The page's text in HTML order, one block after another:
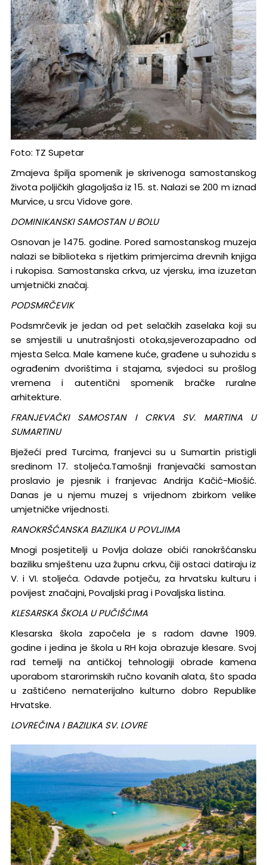
Foto: TZ Supetar
Zmajeva špilja spomenik je skrivenoga samostanskog
života poljičkih glagoljaša iz 15. st. Nalazi se 200 m iznad
Murvice, u srcu Vidove gore.
DOMINIKANSKI SAMOSTAN U BOLU
Osnovan je 1475. godine. Pored samostanskog muzeja
nalazi se biblioteka s rijetkim primjercima drevnih knjiga
i rukopisa. Samostanska crkva, uz vjersku, ima izuzetan
umjetnički značaj.
PODSMRČEVIK
Podsmrčevik je jedan od pet selačkih zaselaka koji su
se smjestili u unutrašnjosti otoka,sjeverozapadno od
mjesta Selca. Male kamene kuće, građene u suhozidu s
ograđenim dvorištima i stajama, svjedoci su prošlog
vremena i autentični spomenik bračke ruralne
arhitekture.
FRANJEVAČKI SAMOSTAN I CRKVA SV. MARTINA U
SUMARTINU
Bježeći pred Turcima, franjevci su u Sumartin pristigli
sredinom 17. stoljeća.Tamošnji franjevački samostan
proslavio je pjesnik i franjevac Andrija Kačić-Miošić.
Danas je u njemu muzej s vrijednom zbirkom velike
umjetničke vrijednosti.
RANOKRŠĆANSKA BAZILIKA U POVLJIMA
Mnogi posjetitelji u Povlja dolaze obići ranokršćansku
baziliku smještenu uza župnu crkvu, čiji ostaci datiraju iz
V. i VI. stoljeća. Odavde potječu, za hrvatsku kulturu i
povijest značajni, Povaljski prag i Povaljska listina.
KLESARSKA ŠKOLA U PUČIŠĆIMA
Klesarska škola započela je s radom davne 1909.
godine i jedina je škola u RH koja obrazuje klesare. Svoj
rad temelji na antičkoj tehnologiji obrade kamena
uporabom starorimskih ručno kovanih alata, što spada
u zaštićeno nematerijalno kulturno dobro Republike
Hrvatske.
LOVREČINA I BAZILIKA SV. LOVRE